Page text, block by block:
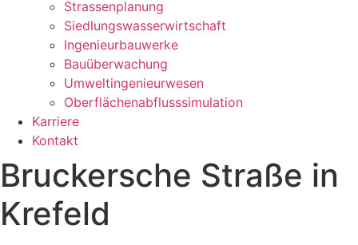
Strassenplanung
Siedlungswasserwirtschaft
Ingenieurbauwerke
Bauüberwachung
Umweltingenieurwesen
Oberflächenabflusssimulation
Karriere
Kontakt
Bruckersche Straße in
Krefeld